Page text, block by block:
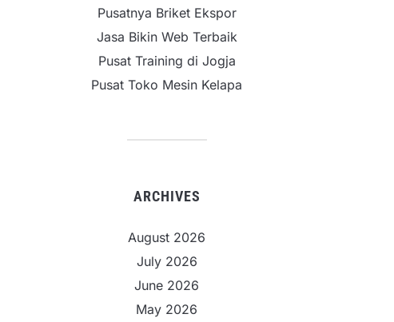
Pusatnya Briket Ekspor
Jasa Bikin Web Terbaik
Pusat Training di Jogja
Pusat Toko Mesin Kelapa
ARCHIVES
August 2026
July 2026
June 2026
May 2026